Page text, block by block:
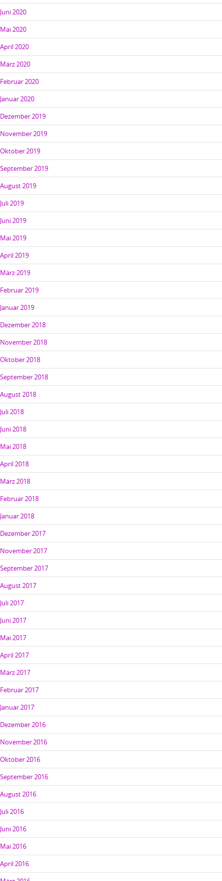
Juni 2020
Mai 2020
April 2020
März 2020
Februar 2020
Januar 2020
Dezember 2019
November 2019
Oktober 2019
September 2019
August 2019
Juli 2019
Juni 2019
Mai 2019
April 2019
März 2019
Februar 2019
Januar 2019
Dezember 2018
November 2018
Oktober 2018
September 2018
August 2018
Juli 2018
Juni 2018
Mai 2018
April 2018
März 2018
Februar 2018
Januar 2018
Dezember 2017
November 2017
September 2017
August 2017
Juli 2017
Juni 2017
Mai 2017
April 2017
März 2017
Februar 2017
Januar 2017
Dezember 2016
November 2016
Oktober 2016
September 2016
August 2016
Juli 2016
Juni 2016
Mai 2016
April 2016